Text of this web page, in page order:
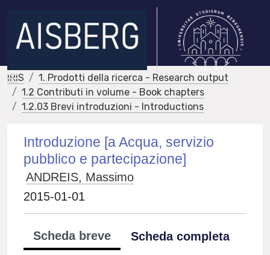
IRIS
1. Prodotti della ricerca - Research output
1.2 Contributi in volume - Book chapters
1.2.03 Brevi introduzioni - Introductions
Introduzione [a Acqua, servizio
pubblico e partecipazione]
ANDREIS, Massimo
2015-01-01
Scheda breve
Scheda completa